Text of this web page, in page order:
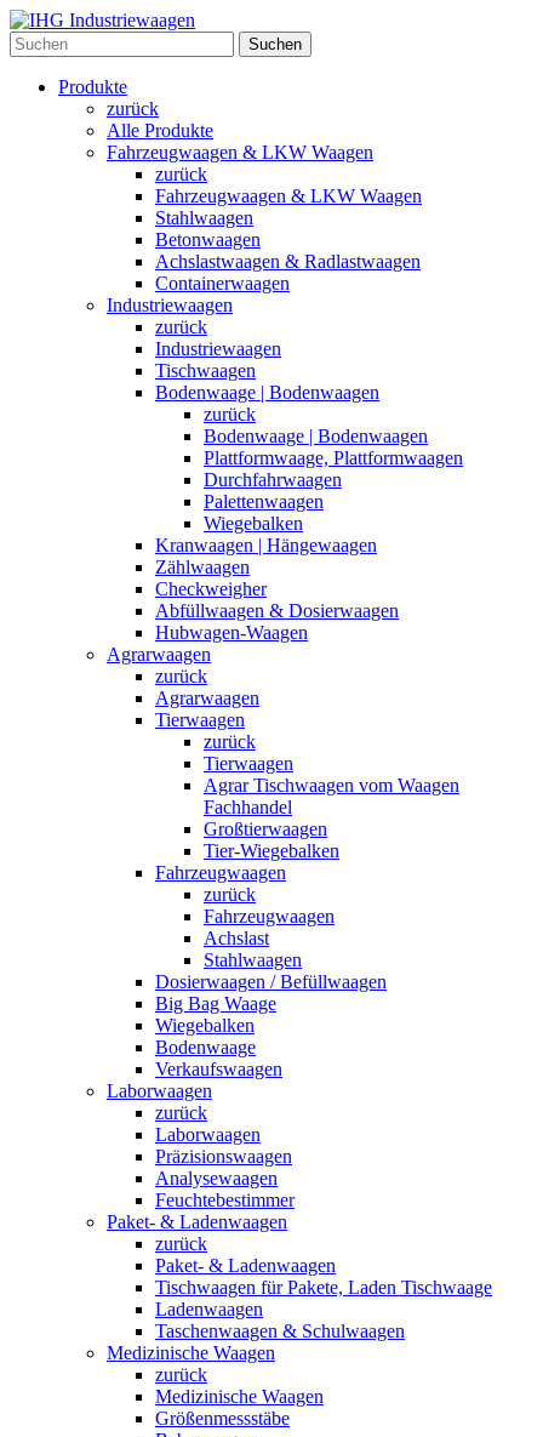
Suchen
Produkte
zurück
Alle Produkte
Fahrzeugwaagen & LKW Waagen
zurück
Fahrzeugwaagen & LKW Waagen
Stahlwaagen
Betonwaagen
Achslastwaagen & Radlastwaagen
Containerwaagen
Industriewaagen
zurück
Industriewaagen
Tischwaagen
Bodenwaage | Bodenwaagen
zurück
Bodenwaage | Bodenwaagen
Plattformwaage, Plattformwaagen
Durchfahrwaagen
Palettenwaagen
Wiegebalken
Kranwaagen | Hängewaagen
Zählwaagen
Checkweigher
Abfüllwaagen & Dosierwaagen
Hubwagen-Waagen
Agrarwaagen
zurück
Agrarwaagen
Tierwaagen
zurück
Tierwaagen
Agrar Tischwaagen vom Waagen
Fachhandel
Großtierwaagen
Tier-Wiegebalken
Fahrzeugwaagen
zurück
Fahrzeugwaagen
Achslast
Stahlwaagen
Dosierwaagen / Befüllwaagen
Big Bag Waage
Wiegebalken
Bodenwaage
Verkaufswaagen
Laborwaagen
zurück
Laborwaagen
Präzisionswaagen
Analysewaagen
Feuchtebestimmer
Paket- & Ladenwaagen
zurück
Paket- & Ladenwaagen
Tischwaagen für Pakete, Laden Tischwaage
Ladenwaagen
Taschenwaagen & Schulwaagen
Medizinische Waagen
zurück
Medizinische Waagen
Größenmessstäbe